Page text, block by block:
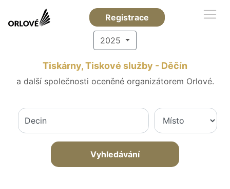
Registrace
2025
Tiskárny, Tiskové služby - Děčín
a další společnosti oceněné organizátorem Orlové.
Vyhledávání